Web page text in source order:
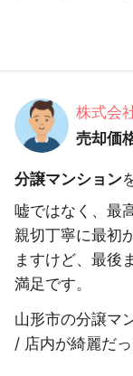
株式会
売却価
分譲マンション
嘘ではなく、最
親切丁寧に最初
ますけど、最後
満足です。
山形市の分譲マ
/ 店内が綺麗だ